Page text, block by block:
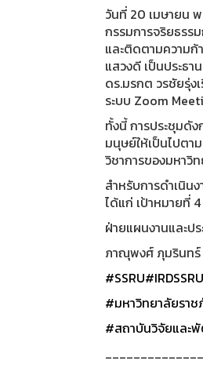
วันที่ 20 เมษายน
กรรมการจริยธรร
และติดตามความก้
แสวงดี เป็นประธ
ดร.มรกต วรชัยรุ่ง
ระบบ Zoom
ทั้งนี้ การประชุมดั
มนุษย์ให้เป็นไปตา
วิชาการของมหาวิ
สำหรับการดำเนิน
ได้แก่ เป้าหมายที่
ฝ่ายแผนงานและ
ภาณุพงศ์ ภุมรินทร์
#SSRU#IRDSSRU
#มหาวิทยาลัยรา
#สถาบันวิจัยและ